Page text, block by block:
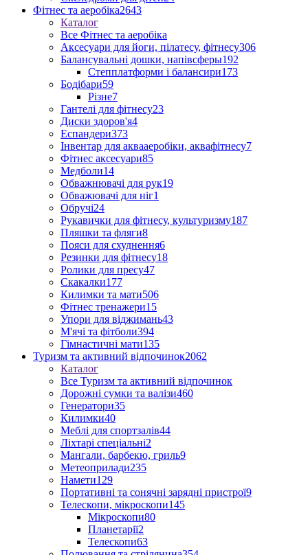
Фітнес та аеробіка2643
Каталог
Все Фітнес та аеробіка
Аксесуари для йоги, пілатесу, фітнесу306
Балансувальні дошки, напівсферы192
Степплатформи і балансири173
Бодібари59
Різне7
Гантелі для фітнесу23
Диски здоров'я4
Еспандери373
Інвентар для аквааеробіки, аквафітнесу7
Фітнес аксесуари85
Медболи14
Обважнювачі для рук19
Обважювачі для ніг1
Обручі24
Рукавички для фітнесу, культуризму187
Пляшки та фляги8
Пояси для схуднення6
Резинки для фітнесу18
Ролики для пресу47
Скакалки177
Килимки та мати506
Фітнес тренажери15
Упори для віджимань43
М'ячі та фітболи394
Гімнастичні мати135
Туризм та активний відпочинок2062
Каталог
Все Туризм та активний відпочинок
Дорожні сумки та валізи460
Генератори35
Килимки40
Меблі для спортзалів44
Ліхтарі спеціальні2
Мангали, барбекю, гриль9
Метеоприлади235
Намети129
Портативні та сонячні зарядні пристрої9
Телескопи, мікроскопи145
Мікроскопи80
Планетарії2
Телескопи63